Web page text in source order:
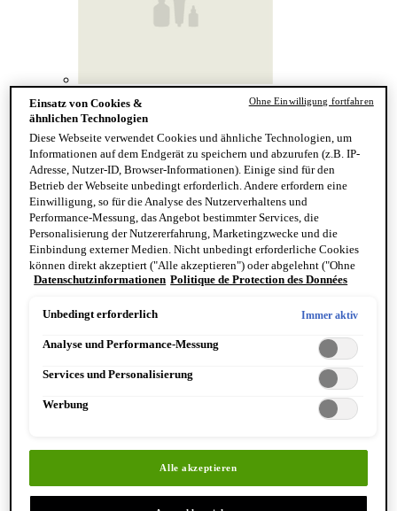
Hand & Körper
Kategorie
Handseife & Balsam
Seife am Stück
Reinigung & Peeling für den Körper
Körperbalsame und Öle
Mundpflege & Deodorants
Alle Hand- und Körperpflegeprodukte anzeigen
Bemerkenswerte Formulierungen
Resurrection Aromatique Hand Wash
Eleos Aromatique Hand Balm
Antithesis Intense Body Cleanser
Entdecken Sie Hand & Körper
Einsatz von Cookies &
ähnlichen Technologien
Diese Webseite verwendet Cookies und ähnliche Technologien, um
Informationen auf dem Endgerät zu speichern und abzurufen (z.B. IP-
Adresse, Nutzer-ID, Browser-Informationen). Einige sind für den
Betrieb der Webseite unbedingt erforderlich. Andere erfordern eine
Einwilligung, so für die Analyse des Nutzerverhaltens und
Performance-Messung, das Angebot bestimmter Services, die
Personalisierung der Nutzererfahrung, Marketingzwecke und die
Einbindung externer Medien. Nicht unbedingt erforderliche Cookies
können direkt akzeptiert ("Alle akzeptieren") oder abgelehnt ("Ohne
Einwilligung fortfahren") werden. Individuelle Anpassungen der
speichern"). Die Auswahl kann jederzeit unter dem Link "Cookie-
Datenschutzinformationen.
Datenschutzinformationen Politique de Protection des Données
Unbedingt erforderlich Immer aktiv
Analyse und Performance-Messung
Services und Personalisierung
Werbung
Alle akzeptieren
Ohne Einwilligung fortfahren